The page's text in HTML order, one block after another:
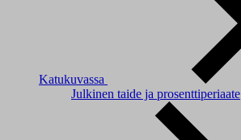
Katukuvassa
Julkinen taide ja prosenttiperiaate